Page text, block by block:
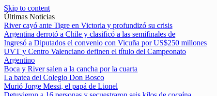
Skip to content
Últimas Noticias
River cayó ante Tigre en Victoria y profundizó su crisis
Argentina derrotó a Chile y clasificó a las semifinales de
Ingresó a Diputados el convenio con Vicuña por US$250 millones
UVT y Centro Valenciano definen el título del Campeonato
Argentino
Boca y River salen a la cancha por la cuarta
La batea del Colegio Don Bosco
Murió Jorge Messi, el papá de Lionel